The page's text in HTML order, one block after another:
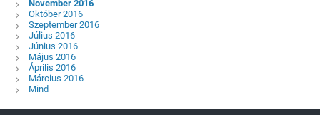
November 2016
Október 2016
Szeptember 2016
Július 2016
Június 2016
Május 2016
Április 2016
Március 2016
Mind